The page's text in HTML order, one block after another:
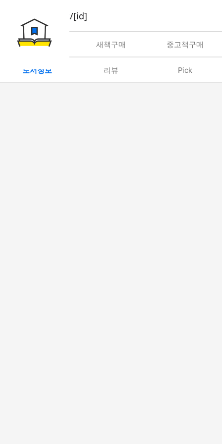
book/rent/[id]
대여 새책구매 중고책구매
도서정보 리뷰 Pick